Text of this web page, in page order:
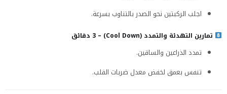
اجلب الركبتين نحو الصدر بالتناوب بسرعة.
تمارين التهدئة والتمدد (Cool Down) – 3 دقائق
تمدد الذراعين والساقين.
تنفس بعمق لخفض معدل ضربات القلب.